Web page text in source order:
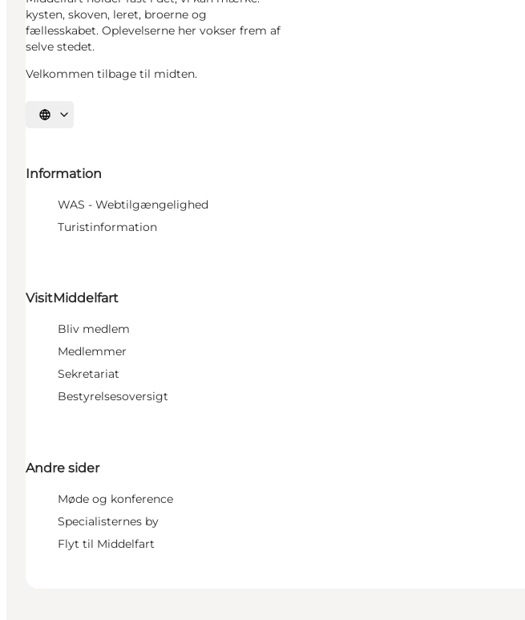
kysten, skoven, leret, broerne og
fællesskabet. Oplevelserne her vokser frem af
selve stedet.
Velkommen tilbage til midten.
Vælg sprog
Information
WAS - Webtilgængelighed
Turistinformation
VisitMiddelfart
Bliv medlem
Medlemmer
Sekretariat
Bestyrelsesoversigt
Andre sider
Møde og konference
Specialisternes by
Flyt til Middelfart